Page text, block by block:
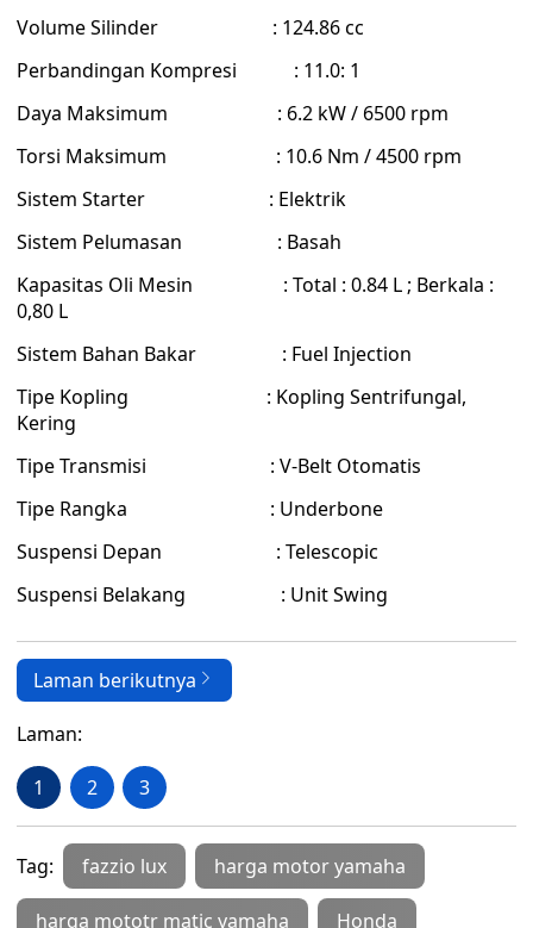
Volume Silinder : 124.86 cc
Perbandingan Kompresi : 11.0: 1
Daya Maksimum : 6.2 kW / 6500 rpm
Torsi Maksimum : 10.6 Nm / 4500 rpm
Sistem Starter : Elektrik
Sistem Pelumasan : Basah
Kapasitas Oli Mesin : Total : 0.84 L ; Berkala :
0,80 L
Sistem Bahan Bakar : Fuel Injection
Tipe Kopling : Kopling Sentrifungal,
Kering
Tipe Transmisi : V-Belt Otomatis
Tipe Rangka : Underbone
Suspensi Depan : Telescopic
Suspensi Belakang : Unit Swing
Laman berikutnya
Laman:
1 2 3
Tag: fazzio lux harga motor yamaha
harga mototr matic yamaha Honda